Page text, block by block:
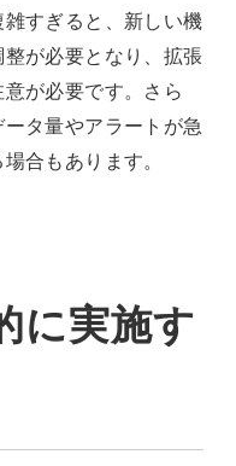
すぎると、新しい機
が必要となり、拡張
が必要です。さら
タ量やアラートが急
合もあります。
に実施す